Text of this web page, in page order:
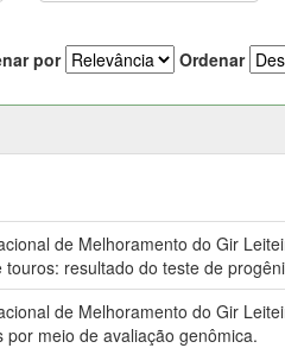
por Ordenar
de Melhoramento do Gir
touros: resultado do teste de
de Melhoramento do Gir
por meio de avaliação genômica.